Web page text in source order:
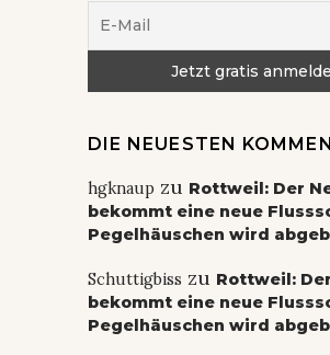
DIE NEUESTEN
hgknaupzu Rottweil: Der
bekommt eine neue
Pegelhäuschen wird
Schuttigbiss zu Rottweil:
bekommt eine neue
Pegelhäuschen wird